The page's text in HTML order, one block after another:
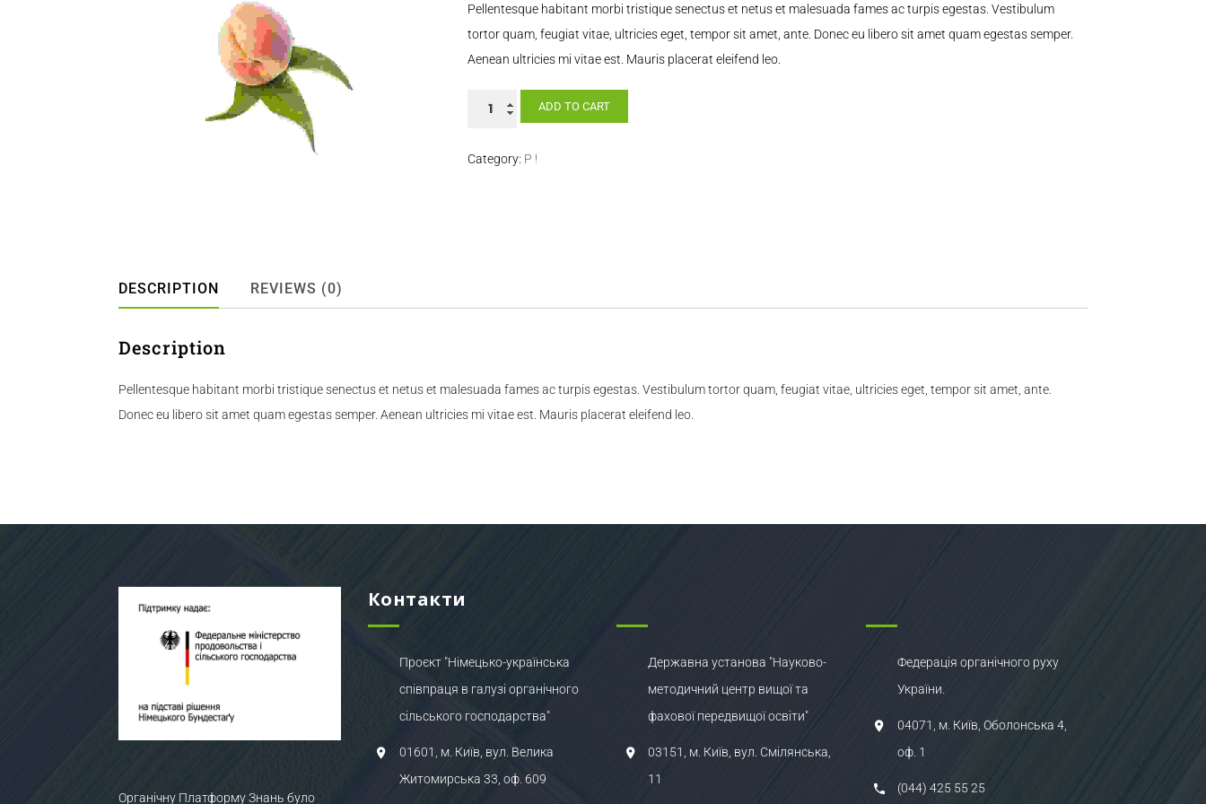
Pellentesque habitant morbi tristique senectus et netus et malesuada fames ac turpis egestas. Vestibulum
tortor quam, feugiat vitae, ultricies eget, tempor sit amet, ante. Donec eu libero sit amet quam egestas semper.
Aenean ultricies mi vitae est. Mauris placerat eleifend leo.
Apples
ADD TO CART
Category: P !
DESCRIPTION REVIEWS (0)
Description
Pellentesque habitant morbi tristique senectus et netus et malesuada fames ac turpis egestas. Vestibulum tortor quam, feugiat vitae, ultricies eget, tempor sit amet, ante.
Donec eu libero sit amet quam egestas semper. Aenean ultricies mi vitae est. Mauris placerat eleifend leo.
Органічну Платформу Знань було
Контакти
Проєкт "Німецько-українська
співпраця в галузі органічного
сільського господарства"
01601, м. Київ, вул. Велика
Житомирська 33, оф. 609
Державна установа "Науково-
методичний центр вищої та
фахової передвищої освіти"
03151, м. Київ, вул. Смілянська,
11
Федерація органічного руху
України.
04071, м. Київ, Оболонська 4,
оф. 1
(044) 425 55 25